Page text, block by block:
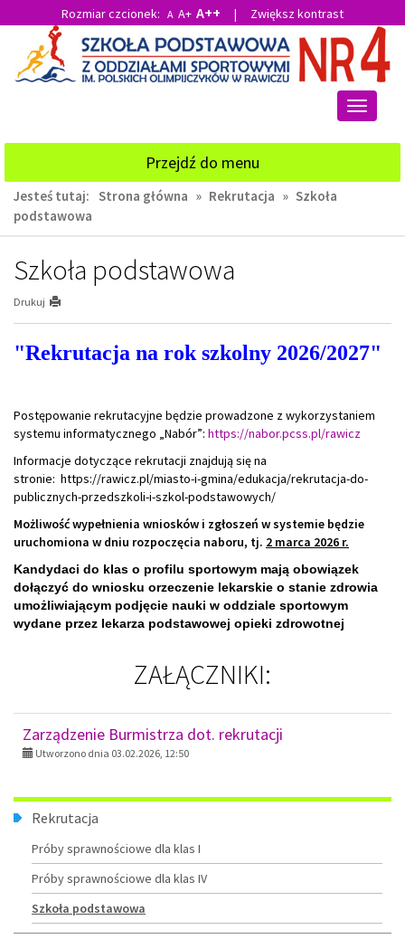
głównej
treści
wyszukiwarki
Rozmiar czcionek: A A+ A++ | Zwiększ kontrast
Przełącz
Przejdź do menu
Jesteś tutaj: Strona główna » Rekrutacja » Szkoła
podstawowa
Szkoła podstawowa
Drukuj
"Rekrutacja na rok szkolny 2026/2027"
Postępowanie rekrutacyjne będzie prowadzone z wykorzystaniem
systemu informatycznego „Nabór”: https://nabor.pcss.pl/rawicz
Informacje dotyczące rekrutacji znajdują się na
stronie: https://rawicz.pl/miasto-i-gmina/edukacja/rekrutacja-do-
publicznych-przedszkoli-i-szkol-podstawowych/
Możliwość wypełnienia wniosków i zgłoszeń w systemie będzie
uruchomiona w dniu rozpoczęcia naboru, tj. 2 marca 2026 r.
Kandydaci do klas o profilu sportowym mają obowiązek
dołączyć do wniosku orzeczenie lekarskie o stanie zdrowia
umożliwiającym podjęcie nauki w oddziale sportowym
wydane przez lekarza podstawowej opieki zdrowotnej
ZAŁĄCZNIKI:
Zarządzenie Burmistrza dot. rekrutacji
Utworzono dnia 03.02.2026, 12:50
MenuRekrutacja
Próby sprawnościowe dla klas I
Próby sprawnościowe dla klas IV
Szkoła podstawowa